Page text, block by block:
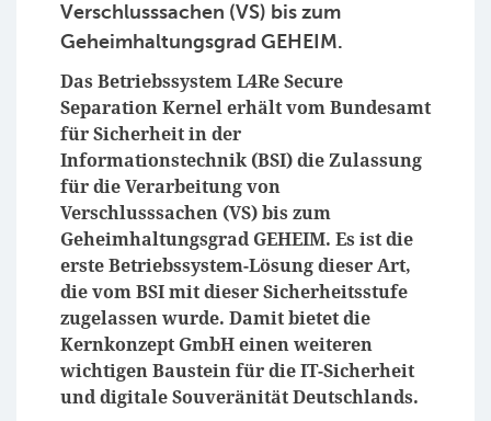
Verschlusssachen (VS) bis zum
Geheimhaltungsgrad GEHEIM.
Das Betriebssystem L4Re Secure
Separation Kernel erhält vom Bundesamt
für Sicherheit in der
Informationstechnik (BSI) die Zulassung
für die Verarbeitung von
Verschlusssachen (VS) bis zum
Geheimhaltungsgrad GEHEIM. Es ist die
erste Betriebssystem-Lösung dieser Art,
die vom BSI mit dieser Sicherheitsstufe
zugelassen wurde. Damit bietet die
Kernkonzept GmbH einen weiteren
wichtigen Baustein für die IT-Sicherheit
und digitale Souveränität Deutschlands.